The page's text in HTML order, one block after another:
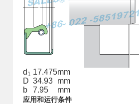
d 1 17.475mm
D 34.93 mm
b
7.95 mm
应用和运行条件